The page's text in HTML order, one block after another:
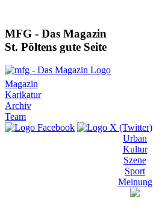
MFG - Das Magazin
St. Pöltens gute Seite
Magazin
Karikatur
Archiv
Team
Urban
Kultur
Szene
Sport
Meinung